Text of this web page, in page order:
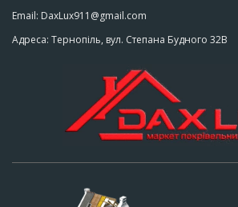
Email: DaxLux911@gmail.com
Адреса: Тернопіль, вул. Степана Будного 32В